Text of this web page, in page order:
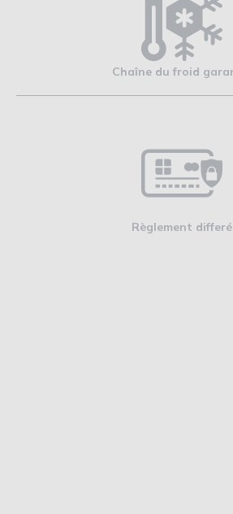
Chaîne du froid
Règlement differé